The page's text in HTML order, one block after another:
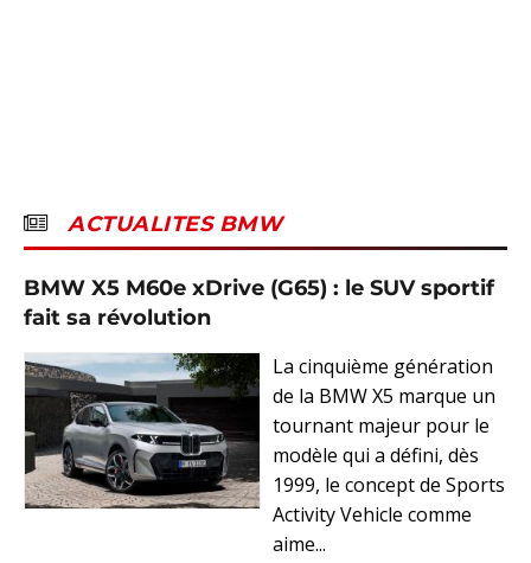
ACTUALITES BMW
BMW X5 M60e xDrive (G65) : le SUV sportif
fait sa révolution
La cinquième génération
de la BMW X5 marque un
tournant majeur pour le
modèle qui a défini, dès
1999, le concept de Sports
Activity Vehicle comme
aime...